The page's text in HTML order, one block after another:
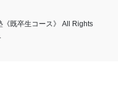
既卒生コース》 All Rights